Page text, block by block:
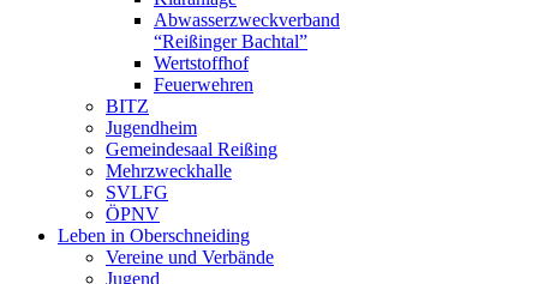
Abwasserzweckverband
“Reißinger Bachtal”
Wertstoffhof
Feuerwehren
BITZ
Jugendheim
Gemeindesaal Reißing
Mehrzweckhalle
SVLFG
ÖPNV
Leben in Oberschneiding
Vereine und Verbände
Jugend